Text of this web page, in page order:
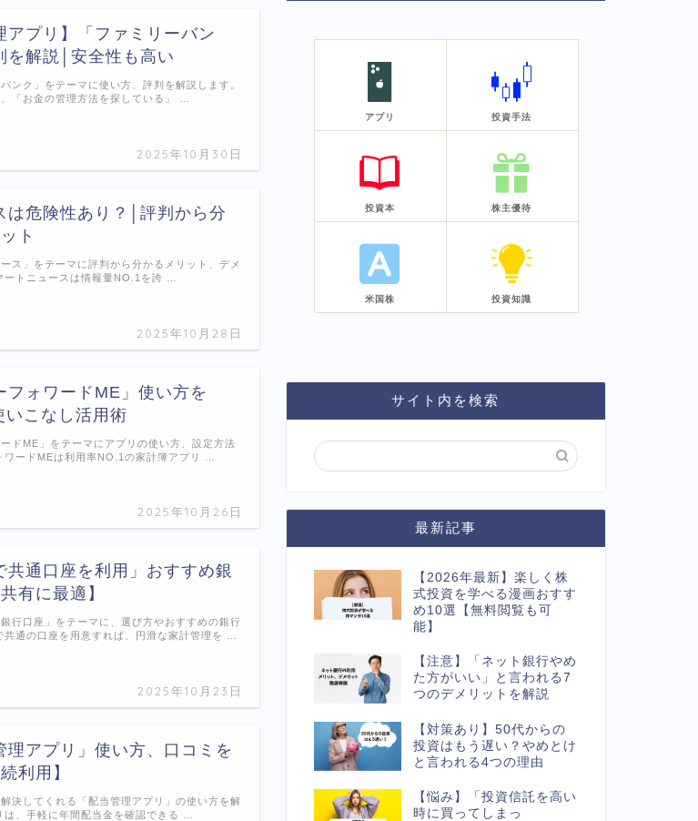
アプリ】「ファミリーバン
を解説│安全性も高い
2025年10月30日
ンク」をテーマに使い方、評判を解説します。
「お金の管理方法を探している」 …
は危険性あり？│評判から分
ト
2025年10月28日
ス」をテーマに評判から分かるメリット、デメ
ートニュースは情報量NO.1を誇 …
フォワードME」使い方を
こなし活用術
2025年10月26日
ドME」をテーマにアプリの使い方、設定方法
ワードMEは利用率NO.1の家計簿アプリ …
共通口座を利用」おすすめ銀
有に最適】
2025年10月23日
行口座」をテーマに、選び方やおすすめの銀行
共通の口座を用意すれば、円滑な家計管理を …
理アプリ」使い方、口コミを
利用】
決してくれる「配当管理アプリ」の使い方を解
、手軽に年間配当金を確認できる …
アプリ 投資手法
投資本 株主優待
米国株 投資知識
サイト内を検索
最新記事
【2026年最新】楽しく株
式投資を学べる漫画おすす
め10選【無料閲覧も可
能】
【注意】「ネット銀行やめ
た方がいい」と言われる7
つのデメリットを解説
【対策あり】50代からの
投資はもう遅い？やめとけ
と言われる4つの理由
【悩み】「投資信託を高い
時に買ってしまっ